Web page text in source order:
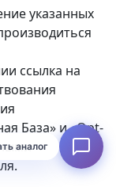
указанных
ссылка на
База» и «Opt-
аналог